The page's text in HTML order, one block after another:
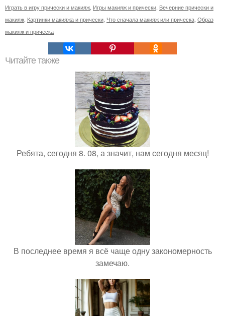
Играть в игру прически и макияж, Игры макияж и прически, Вечерние прически и
макияж, Картинки макияжа и прически, Что сначала макияж или прическа, Образ
макияж и прическа
Читайте также
Ребята, сегодня 8. 08, а значит, нам сегодня месяц!
В последнее время я всё чаще одну закономерность
замечаю.